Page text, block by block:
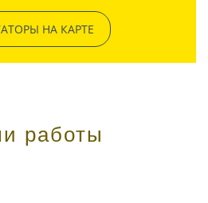
НА КАРТЕ
работы